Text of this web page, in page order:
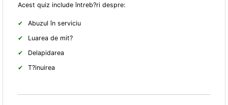
Acest quiz include întreb?ri despre:
Abuzul în serviciu
Luarea de mit?
Delapidarea
T?inuirea